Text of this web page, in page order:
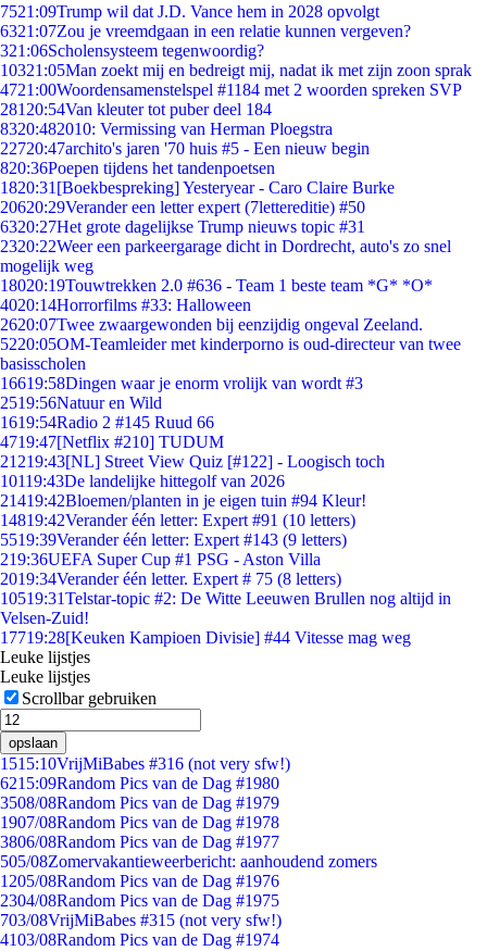
7521:09Trump wil dat J.D. Vance hem in 2028 opvolgt
6321:07Zou je vreemdgaan in een relatie kunnen vergeven?
321:06Scholensysteem tegenwoordig?
10321:05Man zoekt mij en bedreigt mij, nadat ik met zijn zoon sprak
4721:00Woordensamenstelspel #1184 met 2 woorden spreken SVP
281 20:54Van kleuter tot puber deel 184
8320:482010: Vermissing van Herman Ploegstra
22720:47archito's jaren '70 huis #5 - Een nieuw begin
820:36Poepen tijdens het tandenpoetsen
1820:31 [Boekbespreking] Yesteryear - Caro Claire Burke
20620:29Verander een letter expert (7lettereditie) #50
6320:27Het grote dagelijkse Trump nieuws topic #31
2320:22Weer een parkeergarage dicht in Dordrecht, auto's zo snel
mogelijk weg
18020:19Touwtrekken 2.0 #636 - Team 1 beste team *G* *O*
4020:14Horrorfilms #33: Halloween
2620:07Twee zwaargewonden bij eenzijdig ongeval Zeeland.
5220:05OM-Teamleider met kinderporno is oud-directeur van twee
basisscholen
16619:58Dingen waar je enorm vrolijk van wordt #3
2519:56Natuur en Wild
1619:54Radio 2 #145 Ruud 66
4719:47[Netflix #210] TUDUM
21219:43[NL] Street View Quiz [#122] - Loogisch toch
10119:43De landelijke hittegolf van 2026
21419:42Bloemen/planten in je eigen tuin #94 Kleur!
14819:42Verander één letter: Expert #91 (10 letters)
5519:39Verander één letter: Expert #143 (9 letters)
219:36UEFA Super Cup #1 PSG - Aston Villa
2019:34Verander één letter. Expert # 75 (8 letters)
10519:31Telstar-topic #2: De Witte Leeuwen Brullen nog altijd in
Velsen-Zuid!
17719:28[Keuken Kampioen Divisie] #44 Vitesse mag weg
Leuke lijstjes
Leuke lijstjes
Scrollbar gebruiken
opslaan
1515:10VrijMiBabes #316 (not very sfw!)
6215:09Random Pics van de Dag #1980
3508/08Random Pics van de Dag #1979
1907/08Random Pics van de Dag #1978
3806/08Random Pics van de Dag #1977
505/08Zomervakantieweerbericht: aanhoudend zomers
1205/08Random Pics van de Dag #1976
2304/08Random Pics van de Dag #1975
703/08VrijMiBabes #315 (not very sfw!)
4103/08Random Pics van de Dag #1974